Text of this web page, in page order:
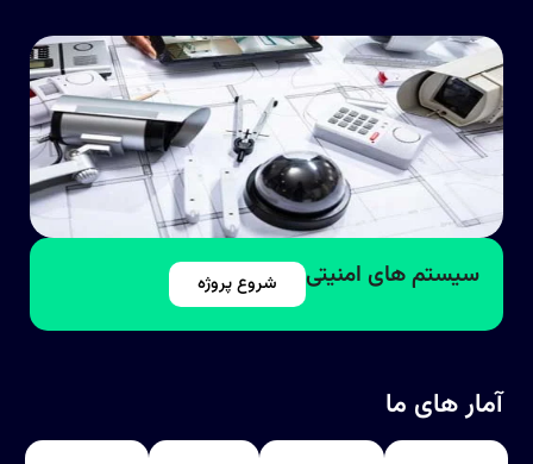
سیستم‌ های امنیتی شروع پروژه
آمار های ما